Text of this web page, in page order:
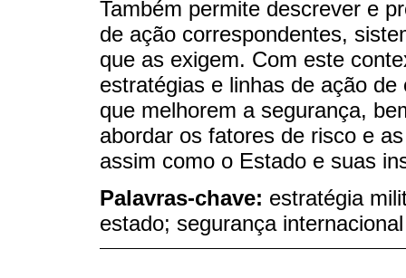
Também permite descrever e
de ação correspondentes,
que as exigem. Com este
estratégias e linhas de ação
que melhorem a segurança,
abordar os fatores de risco e
assim como o Estado e suas
Palavras-chave: estratégia
estado; segurança internacional